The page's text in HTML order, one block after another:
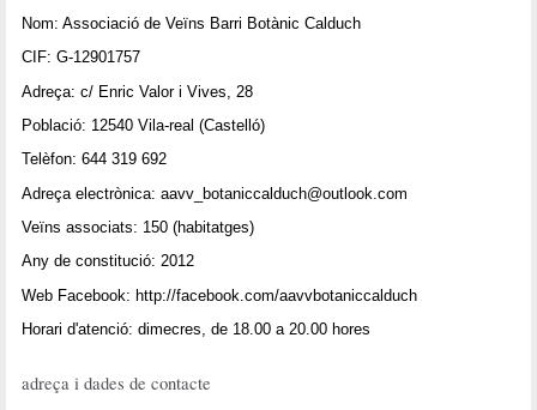
Nom: Associació de Veïns Barri Botànic Calduch
CIF: G-12901757
Adreça: c/ Enric Valor i Vives, 28
Població: 12540 Vila-real (Castelló)
Telèfon: 644 319 692
Adreça electrònica: aavv_botaniccalduch@outlook.com
Veïns associats: 150 (habitatges)
Any de constitució: 2012
Web Facebook: http://facebook.com/aavvbotaniccalduch
Horari d'atenció: dimecres, de 18.00 a 20.00 hores
adreça i dades de contacte